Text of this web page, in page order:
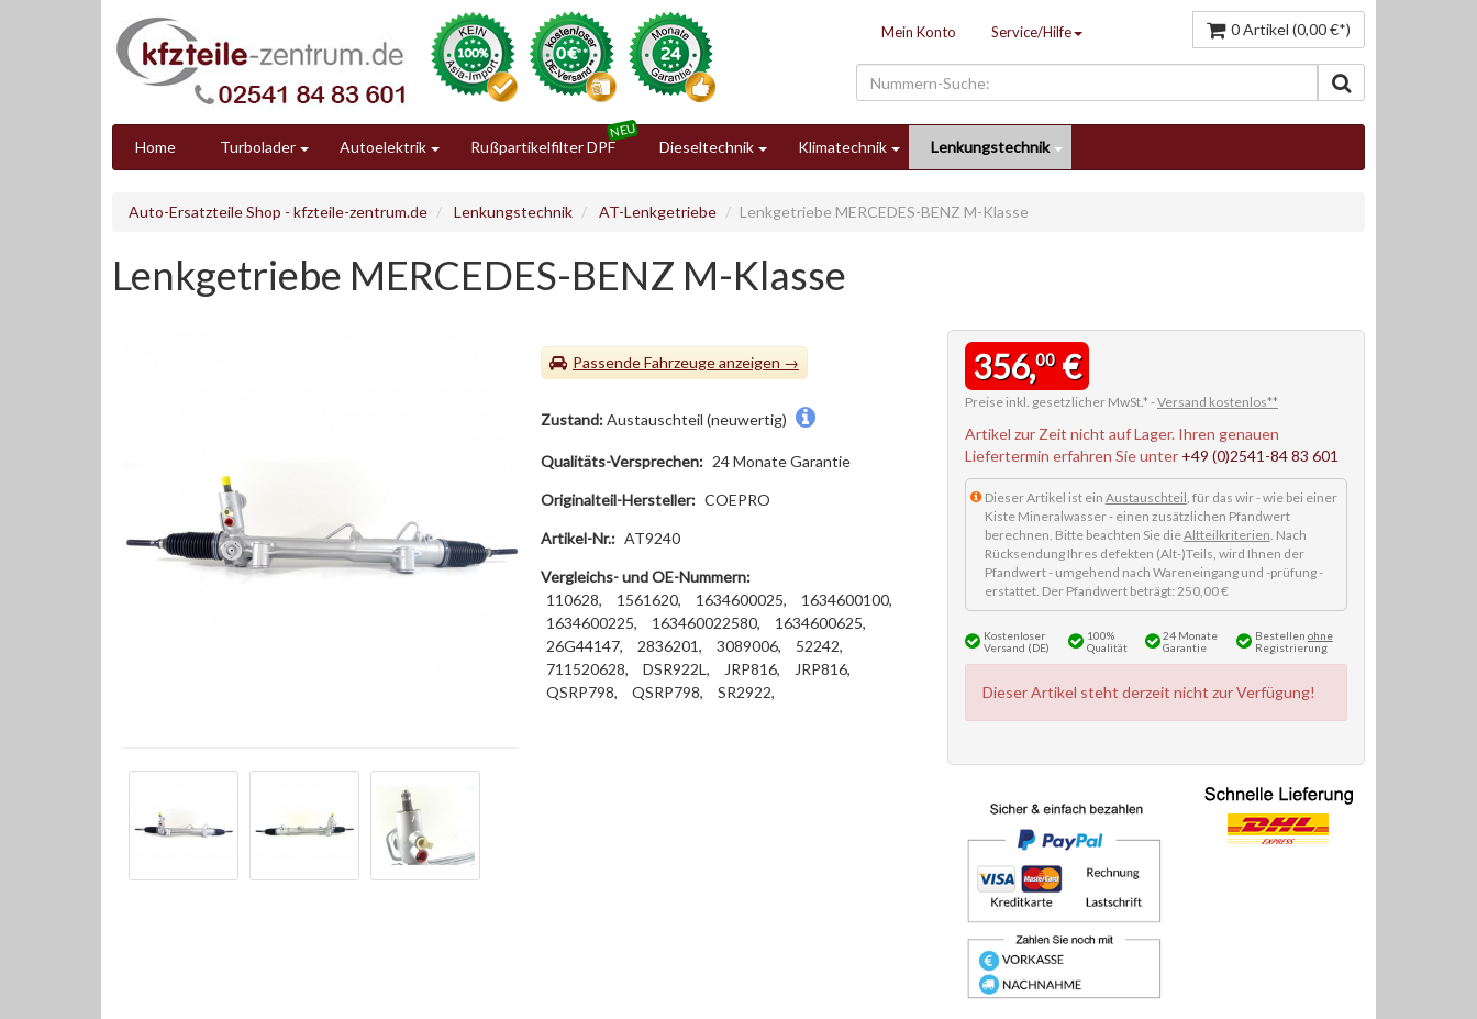
Mein Konto Service/Hilfe 0 Artikel (0,00 €*)
Home Turbolader Autoelektrik Rußpartikelfilter DPF Dieseltechnik Klimatechnik Lenkungstechnik
Auto-Ersatzteile Shop - kfzteile-zentrum.de Lenkungstechnik AT-Lenkgetriebe Lenkgetriebe MERCEDES-BENZ M-Klasse
Lenkgetriebe MERCEDES-BENZ M-Klasse
Passende Fahrzeuge
Zustand:Austauschteil (neuwertig)
Qualitäts-Versprechen: 24 Monate Garantie
Originalteil-Hersteller: COEPRO
Artikel-Nr.: AT9240
Vergleichs- und OE-Nummern:
110628,
1561620, 1634600025,
1634600100,
1634600225,
163460022580,
1634600625,
26G44147,
2836201, 3089006,
52242,
711520628,
DSR922L, JRP816,
JRP816,
QSRP798,
QSRP798, SR2922,
356,00€
Preise inkl. gesetzlicher MwSt.* -Versand kostenlos**
Artikel zur Zeit nicht auf Lager. Ihren genauen
Liefertermin erfahren Sie unter +49 (0)2541-84 83 601
Dieser Artikel ist ein Austauschteil, für das wir - wie bei einer
Kiste Mineralwasser - einen zusätzlichen Pfandwert
berechnen. Bitte beachten Sie dieAltteilkriterien. Nach
Rücksendung Ihres defekten (Alt-)Teils, wird Ihnen der
Pfandwert - umgehend nach Wareneingang und -prüfung -
erstattet. Der Pfandwert beträgt: 250,00 €
Kostenloser
Versand (DE)
100%
Qualität
24 Monate
Garantie
Bestellen ohne
Registrierung
Dieser Artikel steht derzeit nicht zur Verfügung!